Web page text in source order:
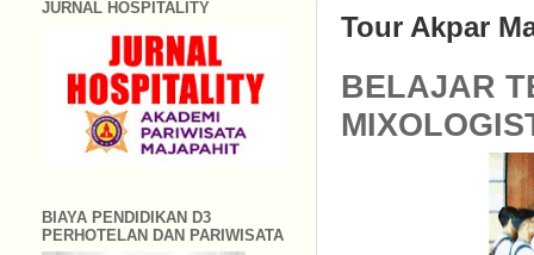
Tour Akpar
BELAJAR
JURNAL HOSPITALITY
BIAYA PENDIDIKAN D3
PERHOTELAN DAN PARIWISATA